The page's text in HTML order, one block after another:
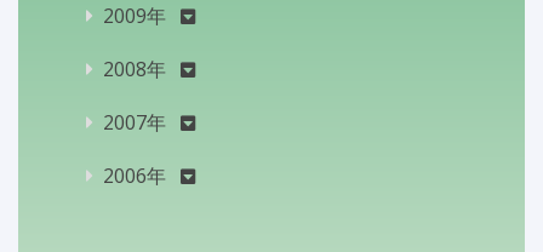
2009年
2008年
2007年
2006年